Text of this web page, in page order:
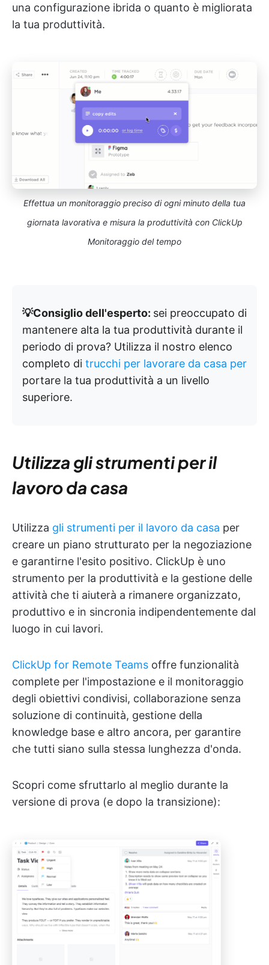
una configurazione ibrida o quanto è migliorata
la tua produttività.
Effettua un monitoraggio preciso di ogni minuto della tua
giornata lavorativa e misura la produttività con ClickUp
Monitoraggio del tempo
💡Consiglio dell'esperto: sei preoccupato di
mantenere alta la tua produttività durante il
periodo di prova? Utilizza il nostro elenco
completo di trucchi per lavorare da casa per
portare la tua produttività a un livello
superiore.
Utilizza gli strumenti per il
lavoro da casa
Utilizza gli strumenti per il lavoro da casa per
creare un piano strutturato per la negoziazione
e garantirne l'esito positivo. ClickUp è uno
strumento per la produttività e la gestione delle
attività che ti aiuterà a rimanere organizzato,
produttivo e in sincronia indipendentemente dal
luogo in cui lavori.
ClickUp for Remote Teams offre funzionalità
complete per l'impostazione e il monitoraggio
degli obiettivi condivisi, collaborazione senza
soluzione di continuità, gestione della
knowledge base e altro ancora, per garantire
che tutti siano sulla stessa lunghezza d'onda.
Scopri come sfruttarlo al meglio durante la
versione di prova (e dopo la transizione):